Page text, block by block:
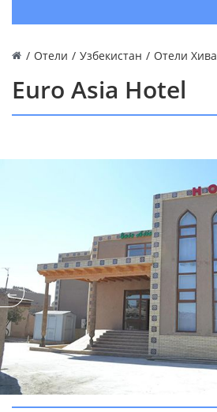
/ Отели / Узбекистан / Отели Хива
Euro Asia Hotel